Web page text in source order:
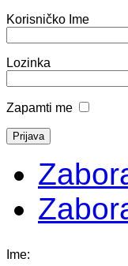
Korisničko Ime
Lozinka
Zapamti me
Ime: